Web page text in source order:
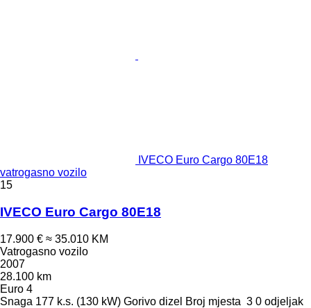
IVECO Euro Cargo 80E18
vatrogasno vozilo
15
IVECO Euro Cargo 80E18
17.900 € ≈ 35.010 KM
Vatrogasno vozilo
2007
28.100 km
Euro 4
Snaga 177 k.s. (130 kW) Gorivo dizel Broj mjesta 3 0 odjeljak